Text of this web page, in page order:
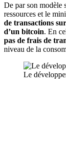
De par son modèle
ressources et le
de transactions
d’un bitcoin. En
pas de frais de
niveau de la
Le